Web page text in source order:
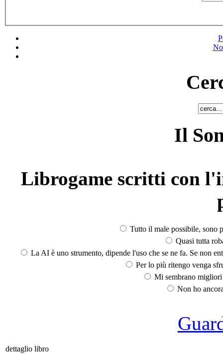
Il
Librogame scritti con
Tutto il male possibile, sono
Quasi tutta
La AI è uno strumento, dipende l'uso che se ne fa. Se non
Per lo più ritengo venga
Mi sembrano
Non ho
dettaglio libro